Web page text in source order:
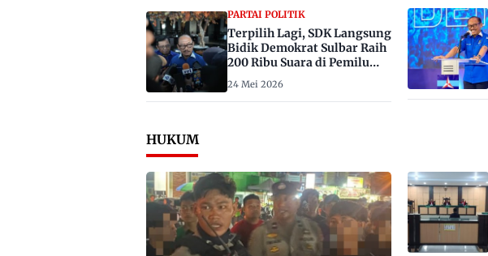
PARTAI POLITIK
Terpilih Lagi, SDK Langsung
Bidik Demokrat Sulbar Raih
200 Ribu Suara di Pemilu
2029
24 Mei 2026
HUKUM